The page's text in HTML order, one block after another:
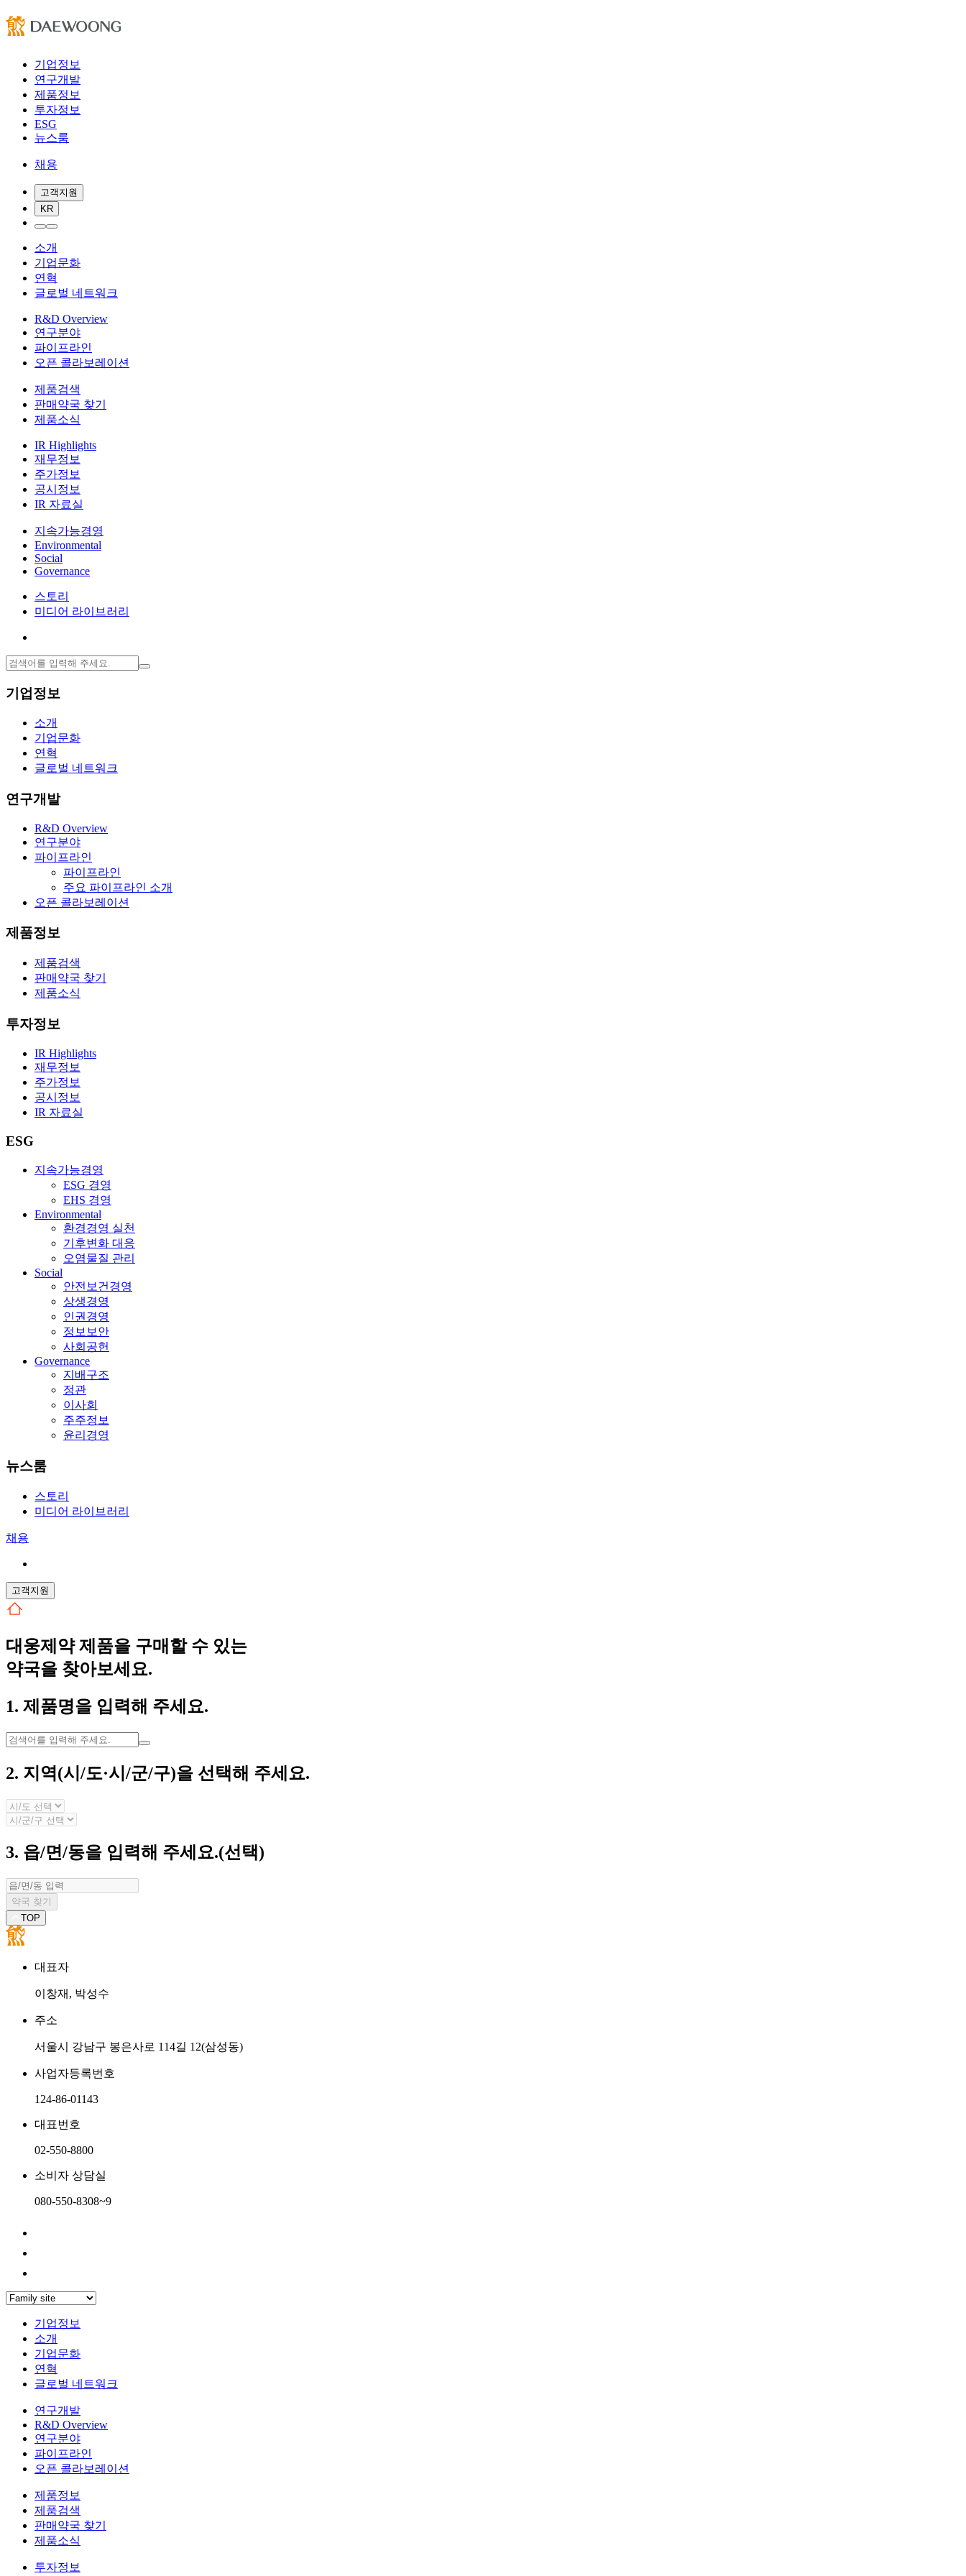
기업정보
연구개발
제품정보
투자정보
ESG
뉴스룸
채용
고객지원
KR
소개
기업문화
연혁
글로벌 네트워크
R&D Overview
연구분야
파이프라인
오픈 콜라보레이션
제품검색
판매약국 찾기
제품소식
IR Highlights
재무정보
주가정보
공시정보
IR 자료실
지속가능경영
Environmental
Social
Governance
스토리
미디어 라이브러리
기업정보
소개
기업문화
연혁
글로벌 네트워크
연구개발
R&D Overview
연구분야
파이프라인
파이프라인
주요 파이프라인 소개
오픈 콜라보레이션
제품정보
제품검색
판매약국 찾기
제품소식
투자정보
IR Highlights
재무정보
주가정보
공시정보
IR 자료실
ESG
지속가능경영
ESG 경영
EHS 경영
Environmental
환경경영 실천
기후변화 대응
오염물질 관리
Social
안전보건경영
상생경영
인권경영
정보보안
사회공헌
Governance
지배구조
정관
이사회
주주정보
윤리경영
뉴스룸
스토리
미디어 라이브러리
채용
고객지원
대웅제약 제품을 구매 할 수 있는
약국을 찾아보세요.
1. 제품명을 입력해 주세요.
2. 지역(시/도·시/군/구)을 선택해 주세요.
3. 읍/면/동을 입력해 주세요.(선택)
약국 찾기
TOP
대표자
이창재, 박성수
주소
서울시 강남구 봉은사로 114길 12(삼성동)
사업자등록번호
124-86-01143
대표번호
02-550-8800
소비자 상담실
080-550-8308~9
기업정보
소개
기업문화
연혁
글로벌 네트워크
연구개발
R&D Overview
연구분야
파이프라인
오픈 콜라보레이션
제품정보
제품검색
판매약국 찾기
제품소식
투자정보